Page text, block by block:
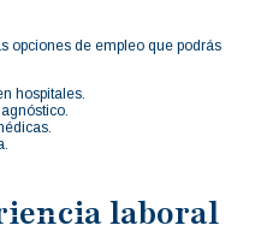
opciones de empleo que podrás
hospitales.
laboral